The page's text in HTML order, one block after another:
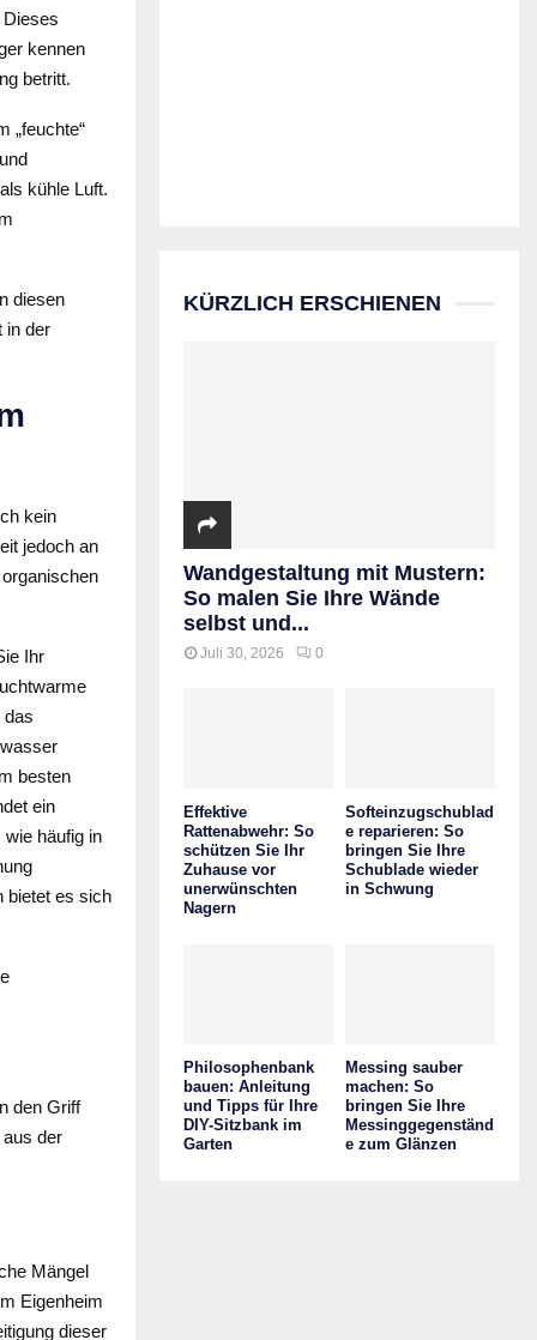
kennen
betritt.
„feuchte“
kühle Luft.
diesen
in der
kein
jedoch an
Ihr
das
besten
ein
häufig in
bietet es sich
den Griff
der
Mängel
Eigenheim
dieser
KÜRZLICH ERSCHIENEN
Wandgestaltung mit Mustern:
So malen Sie Ihre Wände
selbst und...
Juli 30, 2026 0
Effektive
Rattenabwehr: So
schützen Sie Ihr
Zuhause vor
unerwünschten
Nagern
Softeinzugschublad
e reparieren: So
bringen Sie Ihre
Schublade wieder
in Schwung
Philosophenbank
bauen: Anleitung
und Tipps für Ihre
DIY-Sitzbank im
Garten
Messing sauber
machen: So
bringen Sie Ihre
Messinggegenständ
e zum Glänzen